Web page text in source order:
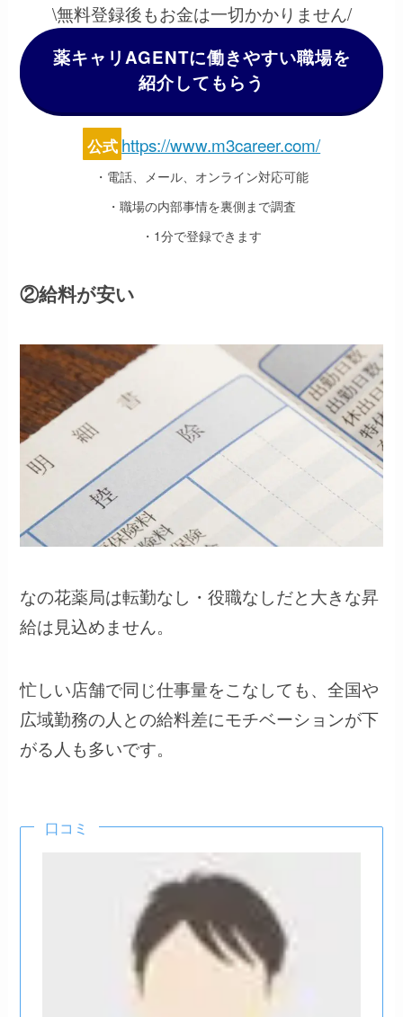
\無料登録後もお金は一切かかりません/
薬キャリAGENTに働きやすい職場を
紹介してもらう
公式 https://www.m3career.com/
・電話、メール、オンライン対応可能
・職場の内部事情を裏側まで調査
・1分で登録できます
②給料が安い
なの花薬局は転勤なし・役職なしだと大きな昇
給は見込めません。
忙しい店舗で同じ仕事量をこなしても、全国や
広域勤務の人との給料差にモチベーションが下
がる人も多いです。
口コミ